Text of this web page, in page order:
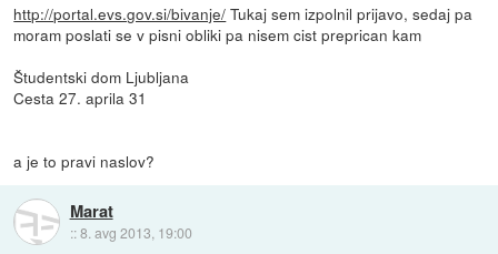
http://portal.evs.gov.si/bivanje/ Tukaj sem izpolnil prijavo, sedaj pa
moram poslati se v pisni obliki pa nisem cist preprican kam
Študentski dom Ljubljana
Cesta 27. aprila 31
a je to pravi naslov?
Marat
::8. avg 2013, 19:00